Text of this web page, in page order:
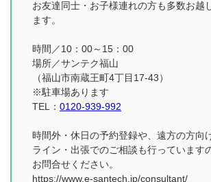
お友達同士・お子様連れの方も多数お越
ます。
時間／10：00～15：00
場所／サンテク福山
（福山市南蔵王町4丁目17-43）
※駐車場あります
TEL： 0120-939-992
時間外・休日の予約登録や、遠方の方向
ライン・出張でのご相談も行っています
お問合せください。
https://www.e-santech.jp/consultant/